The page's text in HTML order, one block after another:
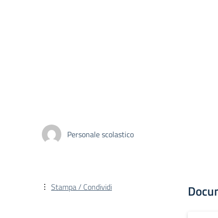
Personale scolastico
Stampa / Condividi